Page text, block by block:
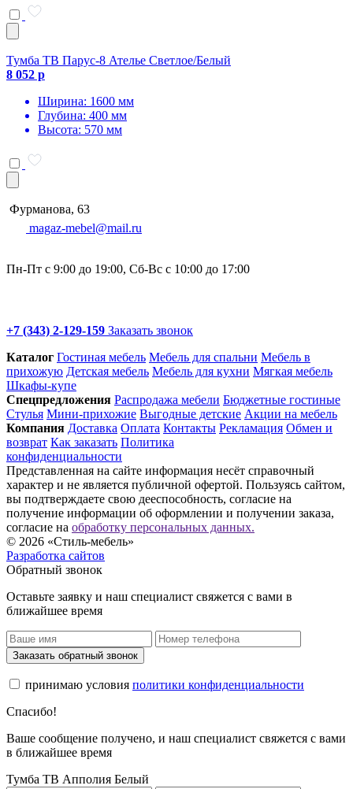
Тумба ТВ Парус-8 Ателье Светлое/Белый
8 052 р
Ширина: 1600 мм
Глубина: 400 мм
Высота: 570 мм
Фурманова, 63
magaz-mebel@mail.ru
Пн-Пт с 9:00 до 19:00, Сб-Вс с 10:00 до 17:00
+7 (343) 2-129-159 Заказать звонок
Каталог Гостиная мебель Мебель для спальни Мебель в
прихожую Детская мебель Мебель для кухни Мягкая мебель
Шкафы-купе
Спец­предложения Распродажа мебели Бюджетные гостиные
Стулья Мини-прихожие Выгодные детские Акции на мебель
Компания Доставка Оплата Контакты Рекламация Обмен и
возврат Как заказать Политика
конфиденциальности
Представленная на сайте информация несёт справочный
характер и не является публичной офертой. Пользуясь сайтом,
вы подтверждаете свою дееспособность, согласие на
получение информации об оформлении и получении заказа,
согласие на обработку персональных данных.
© 2026 «Стиль-мебель»
Разработка сайтов
Обратный звонок
Оставьте заявку и наш специалист свяжется с вами в
ближайшее время
Заказать обратный звонок
принимаю условия политики конфиденциальности
Спасибо!
Ваше сообщение получено, и наш специалист свяжется с вами
в ближайшее время
Тумба ТВ Апполия Белый